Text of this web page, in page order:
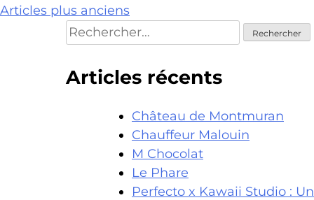
Navigation
articles
Articles plus anciens
Rechercher :
Articles récents
Château de Montmuran
Chauffeur Malouin
M Chocolat
Le Phare
Perfecto x Kawaii Studio : Un